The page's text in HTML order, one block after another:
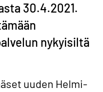
30.4.2021.
nykyisiltä
uuden Helmi-